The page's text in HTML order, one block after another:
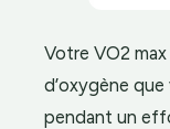
Votre VO2
d’oxygène
pendant un